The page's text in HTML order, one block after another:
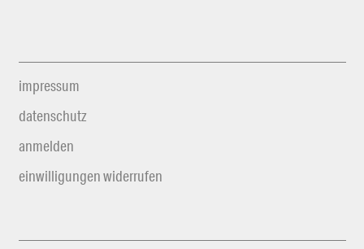
impressum
datenschutz
anmelden
einwilligungen widerrufen